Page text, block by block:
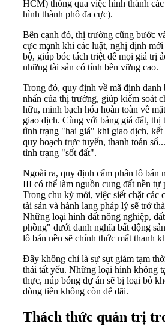
HCM) thông qua việc hình thành
hình thành phố đa cực).
Bên cạnh đó, thị trường cũng bước
cực mạnh khi các luật, nghị định
bộ, giúp bóc tách triệt để mọi giá trị
những tài sản có tính bền vững cao.
Trong đó, quy định về mã định danh
nhấn của thị trường, giúp kiểm soát
hữu, minh bạch hóa hoàn toàn về
giao dịch. Cùng với bảng giá đất, thị
tình trạng "hai giá" khi giao dịch, kết
quy hoạch trực tuyến, thanh toán
tình trạng "sốt đất".
Ngoài ra, quy định cấm phân lô bán
III có thể làm nguồn cung đất nền tự
Trong chu kỳ mới, việc siết chặt các
tài sản và hành lang pháp lý sẽ trở
Những loại hình đất nông nghiệp,
phồng" dưới danh nghĩa bất động
lô bán nền sẽ chính thức mất thanh
Đây không chỉ là sự sụt giảm tạm
thải tất yếu. Những loại hình không
thực, núp bóng dự án sẽ bị loại bỏ
dòng tiền không còn dễ dãi.
Thách thức quản trị